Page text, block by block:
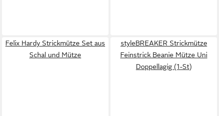
Felix Hardy Strickmütze Set aus
Schal und Mütze
styleBREAKER Strickmütze
Feinstrick Beanie Mütze Uni
Doppellagig (1-St)